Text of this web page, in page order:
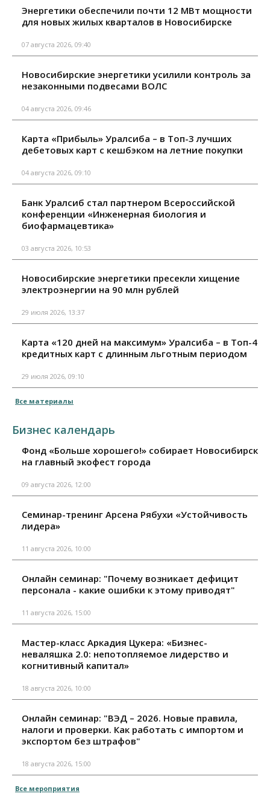
Энергетики обеспечили почти 12 МВт мощности
для новых жилых кварталов в Новосибирске
07 августа 2026, 09:40
Новосибирские энергетики усилили контроль за
незаконными подвесами ВОЛС
04 августа 2026, 09:46
Карта «Прибыль» Уралсиба – в Топ-3 лучших
дебетовых карт с кешбэком на летние покупки
04 августа 2026, 09:10
Банк Уралсиб стал партнером Всероссийской
конференции «Инженерная биология и
биофармацевтика»
03 августа 2026, 10:53
Новосибирские энергетики пресекли хищение
электроэнергии на 90 млн рублей
29 июля 2026, 13:37
Карта «120 дней на максимум» Уралсиба – в Топ-4
кредитных карт с длинным льготным периодом
29 июля 2026, 09:10
Все материалы
Бизнес календарь
Фонд «Больше хорошего!» собирает Новосибирск
на главный экофест города
09 августа 2026, 12:00
Семинар-тренинг Арсена Рябухи «Устойчивость
лидера»
11 августа 2026, 10:00
Онлайн семинар: "Почему возникает дефицит
персонала - какие ошибки к этому приводят"
11 августа 2026, 15:00
Мастер-класс Аркадия Цукера: «Бизнес-
неваляшка 2.0: непотопляемое лидерство и
когнитивный капитал»
18 августа 2026, 10:00
Онлайн семинар: "ВЭД – 2026. Новые правила,
налоги и проверки. Как работать с импортом и
экспортом без штрафов"
18 августа 2026, 15:00
Все мероприятия